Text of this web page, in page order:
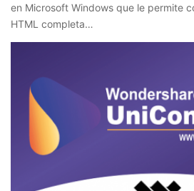
en Microsoft Windows que le permite
HTML completa…